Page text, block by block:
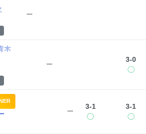
ー
木
ー
3-0
◯
ー
3-1
◯
3-1
◯